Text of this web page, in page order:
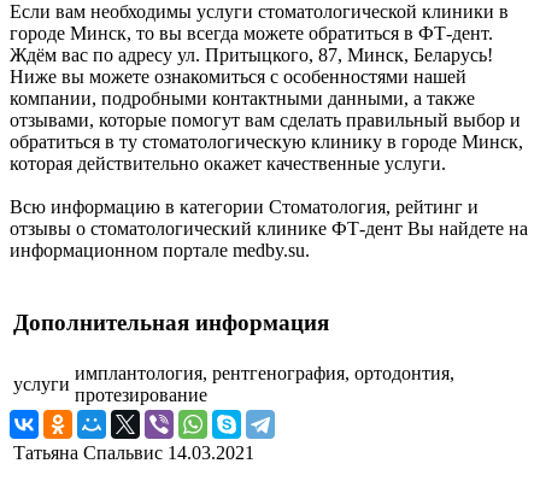
Если вам необходимы услуги стоматологической клиники в
городе Минск, то вы всегда можете обратиться в ФТ-дент.
Ждём вас по адресу ул. Притыцкого, 87, Минск, Беларусь!
Ниже вы можете ознакомиться с особенностями нашей
компании, подробными контактными данными, а также
отзывами, которые помогут вам сделать правильный выбор и
обратиться в ту стоматологическую клинику в городе Минск,
которая действительно окажет качественные услуги.
Всю информацию в категории Стоматология, рейтинг и
отзывы о стоматологический клинике ФТ-дент Вы найдете на
информационном портале medby.su.
Дополнительная информация
услуги
имплантология, рентгенография, ортодонтия,
протезирование
Татьяна Спальвис 14.03.2021